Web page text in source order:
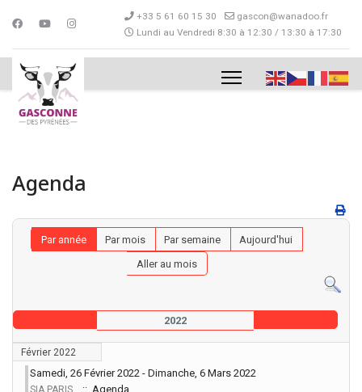
+33 5 61 60 15 30
gascon@wanadoo.fr
Lundi au Vendredi 8:30 à 12:30 / 13:30 à 17:30
Agenda
Par année Par mois Par semaine
Aujourd'hui
Aller au mois
2022
Février 2022
Samedi, 26 Février 2022 - Dimanche, 6 Mars 2022
SIA PARIS :: Agenda